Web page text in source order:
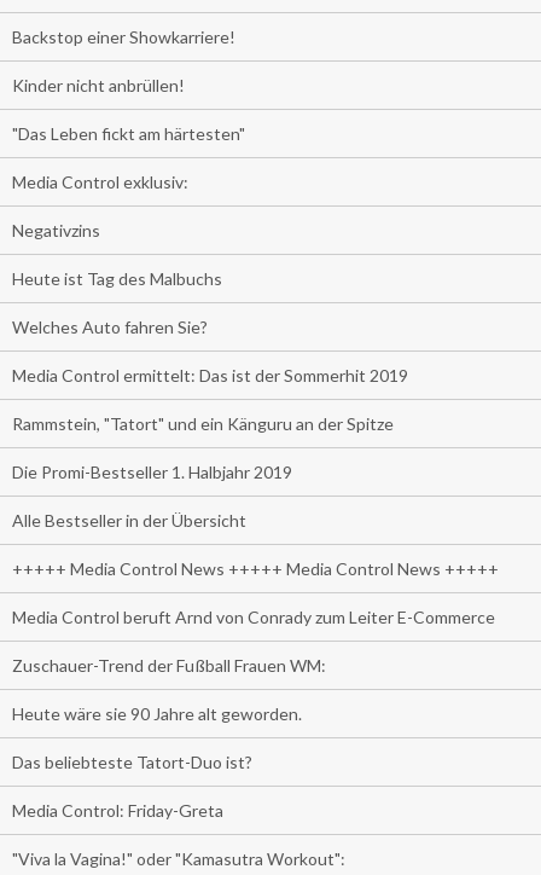
Backstop einer Showkarriere!
Kinder nicht anbrüllen!
"Das Leben fickt am härtesten"
Media Control exklusiv:
Negativzins
Heute ist Tag des Malbuchs
Welches Auto fahren Sie?
Media Control ermittelt: Das ist der Sommerhit 2019
Rammstein, "Tatort" und ein Känguru an der Spitze
Die Promi-Bestseller 1. Halbjahr 2019
Alle Bestseller in der Übersicht
+++++ Media Control News +++++ Media Control News +++++
Media Control beruft Arnd von Conrady zum Leiter E-Commerce
Zuschauer-Trend der Fußball Frauen WM:
Heute wäre sie 90 Jahre alt geworden.
Das beliebteste Tatort-Duo ist?
Media Control: Friday-Greta
"Viva la Vagina!" oder "Kamasutra Workout":